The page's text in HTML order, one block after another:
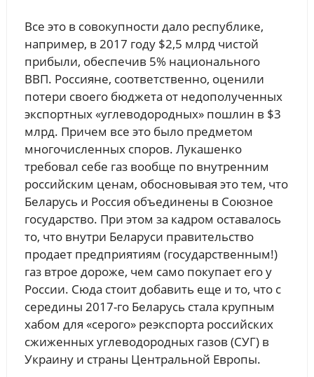
Все это в совокупности дало республике,
например, в 2017 году $2,5 млрд чистой
прибыли, обеспечив 5% национального
ВВП. Россияне, соответственно, оценили
потери своего бюджета от недополученных
экспортных «углеводородных» пошлин в $3
млрд. Причем все это было предметом
многочисленных споров. Лукашенко
требовал себе газ вообще по внутренним
российским ценам, обосновывая это тем, что
Беларусь и Россия объединены в Союзное
государство. При этом за кадром оставалось
то, что внутри Беларуси правительство
продает предприятиям (государственным!)
газ втрое дороже, чем само покупает его у
России. Сюда стоит добавить еще и то, что с
середины 2017-го Беларусь стала крупным
хабом для «серого» реэкспорта российских
сжиженных углеводородных газов (СУГ) в
Украину и страны Центральной Европы.